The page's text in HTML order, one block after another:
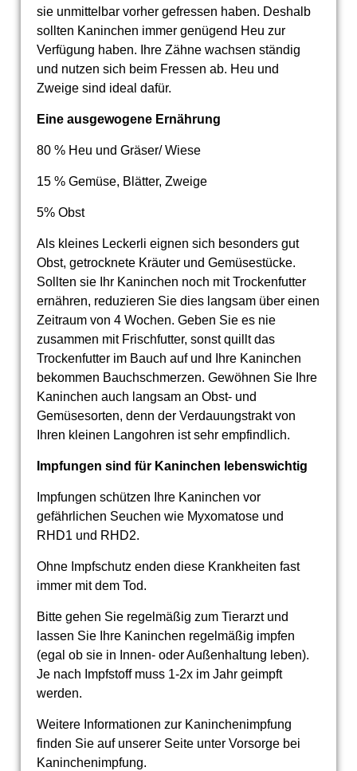
sie unmittelbar vorher gefressen haben. Deshalb
sollten Kaninchen immer genügend Heu zur
Verfügung haben. Ihre Zähne wachsen ständig
und nutzen sich beim Fressen ab. Heu und
Zweige sind ideal dafür.
Eine ausgewogene Ernährung
80 % Heu und Gräser/ Wiese
15 % Gemüse, Blätter, Zweige
5% Obst
Als kleines Leckerli eignen sich besonders gut
Obst, getrocknete Kräuter und Gemüsestücke.
Sollten sie Ihr Kaninchen noch mit Trockenfutter
ernähren, reduzieren Sie dies langsam über einen
Zeitraum von 4 Wochen. Geben Sie es nie
zusammen mit Frischfutter, sonst quillt das
Trockenfutter im Bauch auf und Ihre Kaninchen
bekommen Bauchschmerzen. Gewöhnen Sie Ihre
Kaninchen auch langsam an Obst- und
Gemüsesorten, denn der Verdauungstrakt von
Ihren kleinen Langohren ist sehr empfindlich.
Impfungen sind für Kaninchen lebenswichtig
Impfungen schützen Ihre Kaninchen vor
gefährlichen Seuchen wie Myxomatose und
RHD1 und RHD2.
Ohne Impfschutz enden diese Krankheiten fast
immer mit dem Tod.
Bitte gehen Sie regelmäßig zum Tierarzt und
lassen Sie Ihre Kaninchen regelmäßig impfen
(egal ob sie in Innen- oder Außenhaltung leben).
Je nach Impfstoff muss 1-2x im Jahr geimpft
werden.
Weitere Informationen zur Kaninchenimpfung
finden Sie auf unserer Seite unter Vorsorge bei
Kaninchenimpfung.